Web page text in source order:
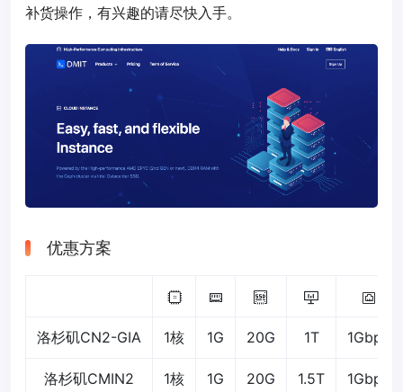
补货操作，有兴趣的请尽快入手。
优惠方案
洛杉矶CN2-GIA 1核 1G 20G 1T 1Gbps
洛杉矶CMIN2 1核 1G 20G 1.5T 1Gbps